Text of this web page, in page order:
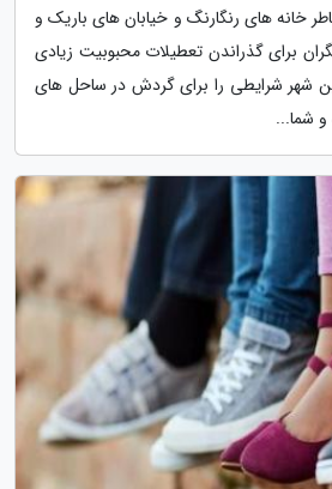
خانه های رنگارنگ و خیابان های باریک و
برای گذراندن تعطیلات محبوبیت زیادی
شهر شرایطی را برای گردش در ساحل های
و شما...